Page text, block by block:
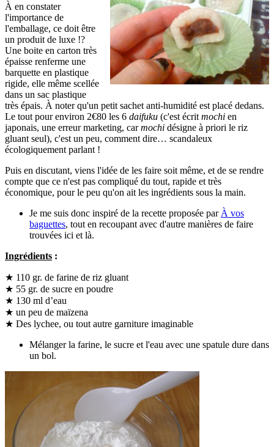
À en constater
l'importance de
l'emballage, ce doit être
un produit de luxe !?
Une boite en carton très
épaisse renferme une
barquette en plastique
rigide, elle même scellée
dans un sac plastique
très épais. À noter qu'un petit sachet anti-humidité est placé dedans.
Le tout pour environ 2€80 les 6 daifuku (c'est écrit mochi en
japonais, une erreur marketing, carmochi désigne à priori le riz
gluant seul), c'est un peu, comment dire… scandaleux
écologiquement parlant !
Puis en discutant, viens l'idée de les faire soit même, et de se rendre
compte que ce n'est pas compliqué du tout, rapide et très
économique, pour le peu qu'on ait les ingrédients sous la main.
Je me suis donc inspiré de la recette proposée par À vos
baguettes, tout en recoupant avec d'autre manières de faire
trouvées ici et là.
Ingrédients :
★ 110 gr. de farine de riz gluant
★ 55 gr. de sucre en poudre
★ 130 ml d’eau
★ un peu de maïzena
★ Des lychee, ou tout autre garniture imaginable
Mélanger la farine, le sucre et l'eau avec une spatule dure dans
un bol.